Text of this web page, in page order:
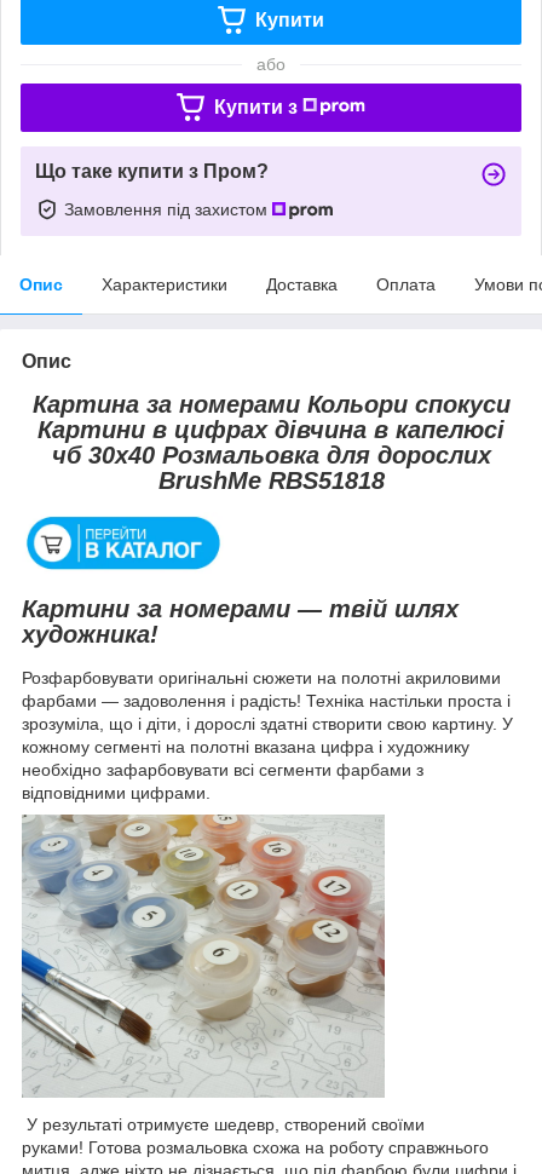
Купити
або
Купити з
Що таке купити з Пром?
Замовлення під захистом
Опис Характеристики Доставка Оплата Умови
Опис
Картина за номерами Кольори спокуси
Картини в цифрах дівчина в капелюсі
чб 30x40 Розмальовка для дорослих
BrushMe RBS51818
Картини за номерами — твій шлях
художника!
Розфарбовувати оригінальні сюжети на полотні акриловими
фарбами — задоволення і радість! Техніка настільки проста і
зрозуміла, що і діти, і дорослі здатні створити свою картину. У
кожному сегменті на полотні вказана цифра і художнику
необхідно зафарбовувати всі сегменти фарбами з
відповідними цифрами.
У результаті отримуєте шедевр, створений своїми
руками! Готова розмальовка схожа на роботу справжнього